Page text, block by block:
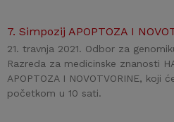
7. Simpozij APOPTOZA I
21. travnja 2021. Odbor za
Razreda za medicinske znanosti
APOPTOZA I NOVOTVORINE, koji
početkom u 10 sati.